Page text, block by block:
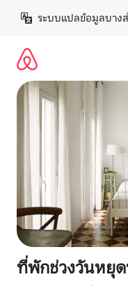
เนื้อหา
ระบบแปลข้อมูลบาง
ที่พักช่วงวันหยุด